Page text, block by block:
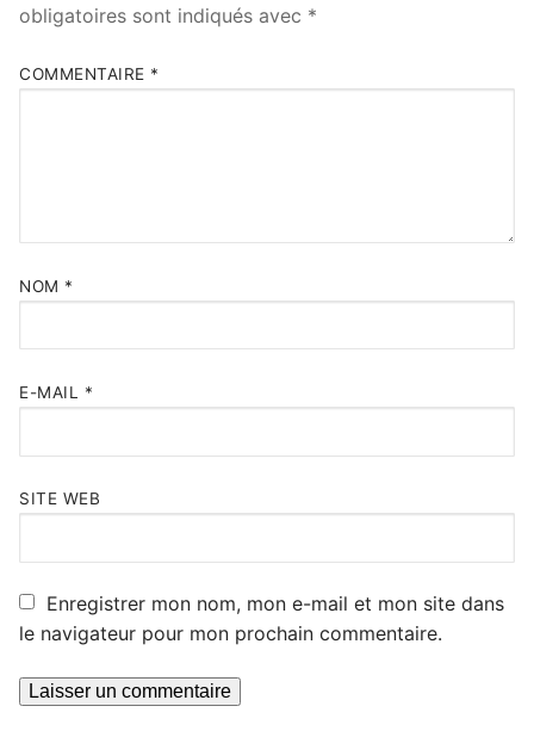
obligatoires sont indiqués avec *
COMMENTAIRE *
NOM *
E-MAIL *
SITE WEB
Enregistrer mon nom, mon e-mail et mon site dans
le navigateur pour mon prochain commentaire.